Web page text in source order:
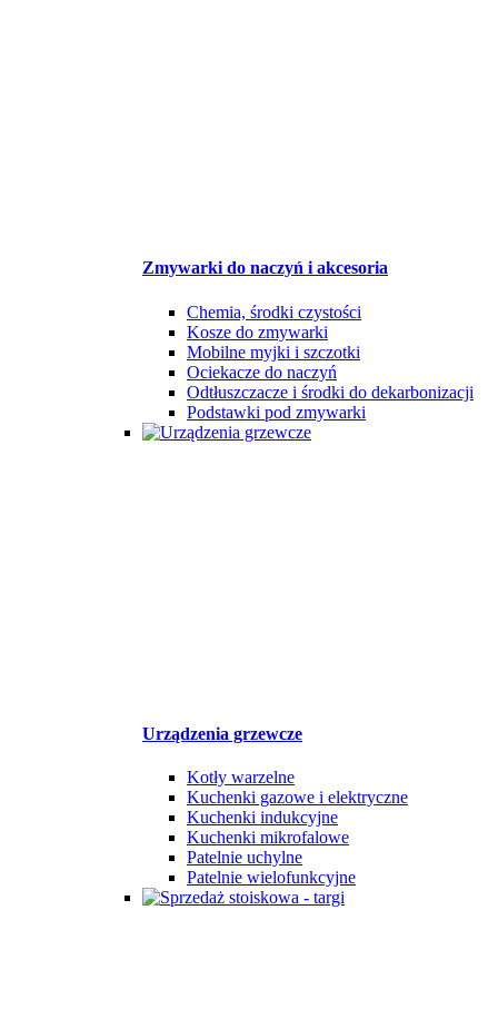
Zmywarki do naczyń i akcesoria
Chemia, środki czystości
Kosze do zmywarki
Mobilne myjki i szczotki
Ociekacze do naczyń
Odtłuszczacze i środki do dekarbonizacji
Podstawki pod zmywarki
Urządzenia grzewcze
Kotły warzelne
Kuchenki gazowe i elektryczne
Kuchenki indukcyjne
Kuchenki mikrofalowe
Patelnie uchylne
Patelnie wielofunkcyjne